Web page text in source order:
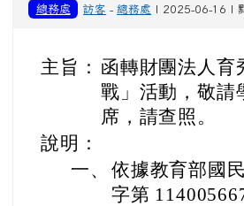
總務處 訪客 - 總務處 | 2025-06-16 |
主旨： 函轉財團法人育
戰」活動，敬請
席，請查照。
說明：
一、 依據教育部國
字第